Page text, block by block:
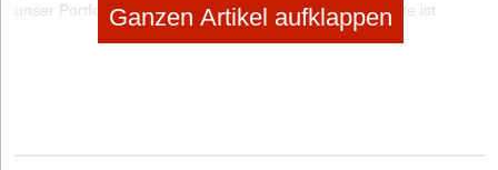
unser Portfolio aufnehmen will. Das war 2018. Und heute ist
Hempamed eine der größten CBD-Brands. Da war auch der Weg
Ganzen Artikel aufklappen